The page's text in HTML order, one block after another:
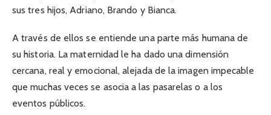
sus tres hijos, Adriano, Brando y Bianca.
A través de ellos se entiende una parte más humana de
su historia. La maternidad le ha dado una dimensión
cercana, real y emocional, alejada de la imagen impecable
que muchas veces se asocia a las pasarelas o a los
eventos públicos.